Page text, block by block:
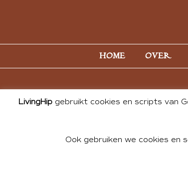
HOME OVER
© 2026 ALL
LivingHip gebruikt cookies en scripts van
Ook gebruiken we cookies en